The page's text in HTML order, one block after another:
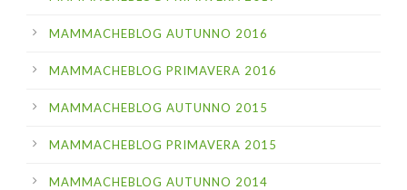
MAMMACHEBLOG AUTUNNO 2016
MAMMACHEBLOG PRIMAVERA 2016
MAMMACHEBLOG AUTUNNO 2015
MAMMACHEBLOG PRIMAVERA 2015
MAMMACHEBLOG AUTUNNO 2014